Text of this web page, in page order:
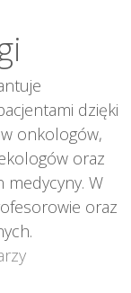
dzięki
onkologów,
oraz
medycyny. W
oraz